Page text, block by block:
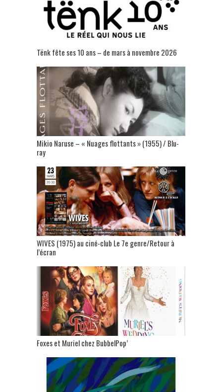
Tënk fête ses 10 ans – de mars à novembre 2026
Mikio Naruse – « Nuages flottants » (1955) / Blu-
ray
WIVES (1975) au ciné-club Le 7e genre/Retour à
l’écran
Foxes et Muriel chez BubbelPop’